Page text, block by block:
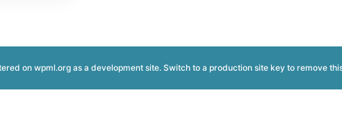
on wpml.org as a development site. Switch to a production site key to remove